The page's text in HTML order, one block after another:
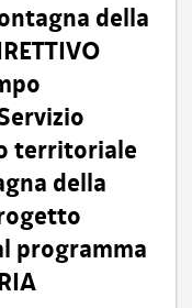
della
territoriale
della
programma